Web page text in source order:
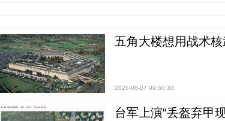
五角大楼想用战术
2026-08-07 09:50:33
台军上演“丢盔弃甲